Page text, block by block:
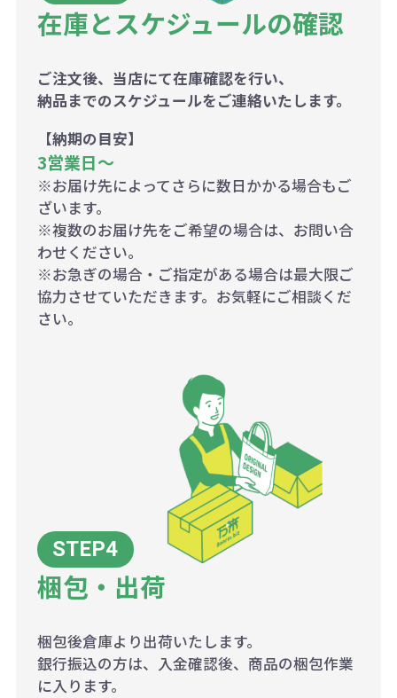
在庫とスケジュールの確認
ご注文後、当店にて在庫確認を行い、
納品までのスケジュールをご連絡いたします。
【納期の目安】
3営業日〜
※お届け先によってさらに数日かかる場合もご
ざいます。
※複数のお届け先をご希望の場合は、お問い合
わせください。
※お急ぎの場合・ご指定がある場合は最大限ご
協力させていただきます。お気軽にご相談くだ
さい。
梱包・出荷
梱包後倉庫より出荷いたします。
銀行振込の方は、入金確認後、商品の梱包作業
に入ります。